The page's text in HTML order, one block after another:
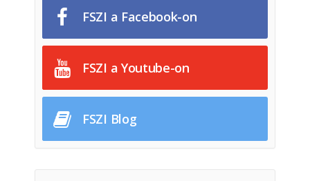
FSZI a Facebook-on
FSZI a Youtube-on
FSZI Blog